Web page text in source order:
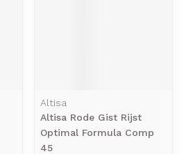
Altisa
Altisa Rode Gist Rijst
Optimal Formula Comp
45